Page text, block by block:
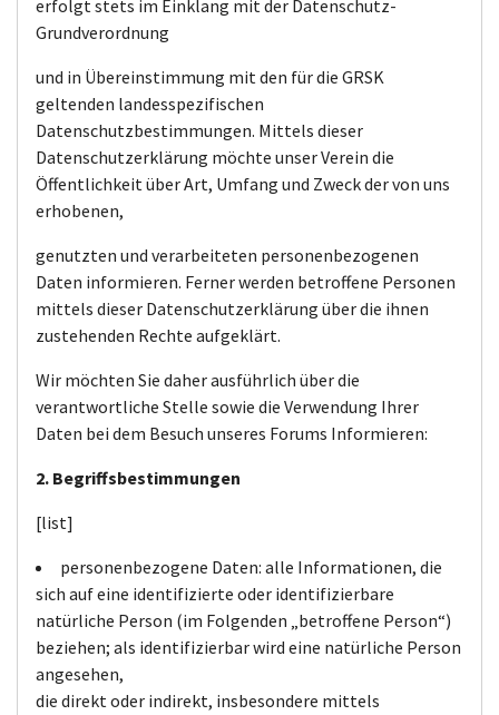
erfolgt stets im Einklang mit der Datenschutz-
Grundverordnung
und in Übereinstimmung mit den für die GRSK
geltenden landesspezifischen
Datenschutzbestimmungen. Mittels dieser
Datenschutzerklärung möchte unser Verein die
Öffentlichkeit über Art, Umfang und Zweck der von uns
erhobenen,
genutzten und verarbeiteten personenbezogenen
Daten informieren. Ferner werden betroffene Personen
mittels dieser Datenschutzerklärung über die ihnen
zustehenden Rechte aufgeklärt.
Wir möchten Sie daher ausführlich über die
verantwortliche Stelle sowie die Verwendung Ihrer
Daten bei dem Besuch unseres Forums Informieren:
2. Begriffsbestimmungen
[list]
personenbezogene Daten: alle Informationen, die
sich auf eine identifizierte oder identifizierbare
natürliche Person (im Folgenden „betroffene Person“)
beziehen; als identifizierbar wird eine natürliche Person
angesehen,
die direkt oder indirekt, insbesondere mittels